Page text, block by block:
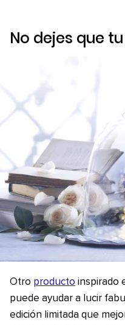
No dejes que
Otro producto inspirado
puede ayudar a lucir
edición limitada que